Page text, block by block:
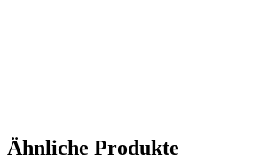
Ähnliche Produkte